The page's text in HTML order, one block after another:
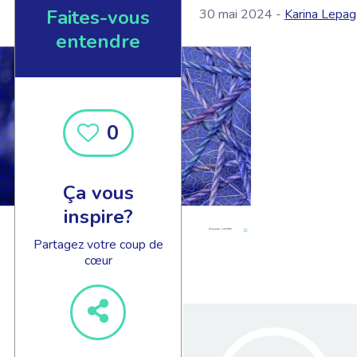
Faites-vous
entendre
0
Ça vous
inspire?
Partagez votre coup de
cœur
30 mai 2024 - Karina